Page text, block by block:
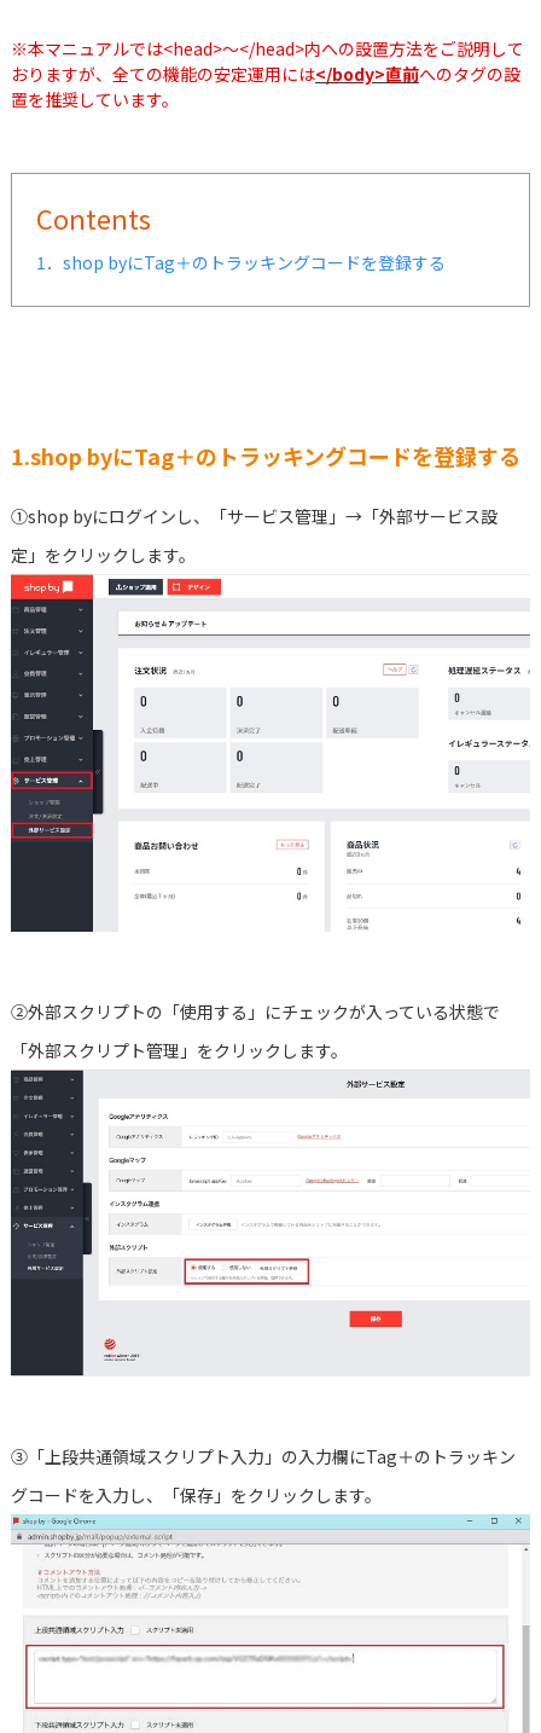
※本マニュアルでは<head>～</head>内への設置方法をご説明して
おりますが、全ての機能の安定運用には</body>直前へのタグの設
置を推奨しています。
Contents
1．shop byにTag＋のトラッキングコードを登録する
1.shop byにTag＋のトラッキングコードを登録する
①shop byにログインし、「サービス管理」→「外部サービス設
定」をクリックします。
②外部スクリプトの「使用する」にチェックが入っている状態で
「外部スクリプト管理」をクリックします。
③「上段共通領域スクリプト入力」の入力欄にTag＋のトラッキン
グコードを入力し、「保存」をクリックします。